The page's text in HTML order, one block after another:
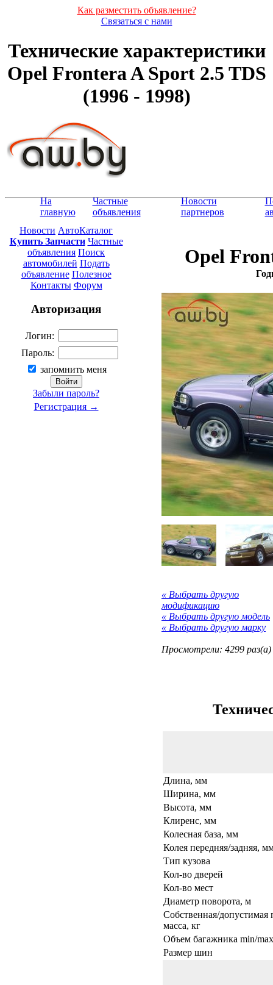
Как разместить объявление?
Связаться с нами
Технические характеристики
Opel Frontera A Sport 2.5 TDS
(1996 - 1998)
На
главную
Частные
объявления
Новости
партнеров
Новости АвтоКаталог
Купить Запчасти Частные
объявления Поиск
автомобилей Подать
объявление Полезное
Контакты Форум
Авторизация
Логин:
Пароль:
запомнить меня
Забыли пароль?
Регистрация →
Opel
« Выбрать другую
модификацию
« Выбрать другую модель
« Выбрать другую марку
Просмотрели: 4299 раз(а)
Длина, мм
Ширина, мм
Высота, мм
Клиренс, мм
Колесная база, мм
Колея передняя/задняя,
Тип кузова
Кол-во дверей
Кол-во мест
Диаметр поворота, м
Собственная/допустимая
масса, кг
Объем багажника min/
Размер шин